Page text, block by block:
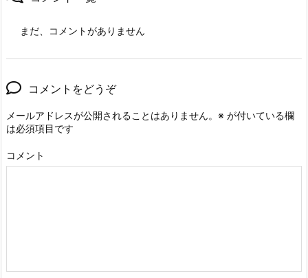
まだ、コメントがありません
コメントをどうぞ
メールアドレスが公開されることはありません。 ※ が付いている欄
は必須項目です
コメント